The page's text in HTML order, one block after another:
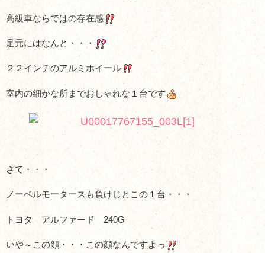
高級車ならではの存在感
足元にはなんと・・・
２２インチのアルミホイール
室内の細かな所までおしゃれな１台です
さて・・・
ノーベルモータースも負けじとこの１台・・・
トヨタ アルファード 240G
いや～この顔・・・この顔なんですよっ